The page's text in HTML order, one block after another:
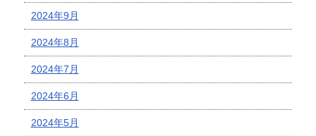
2024年9月
2024年8月
2024年7月
2024年6月
2024年5月